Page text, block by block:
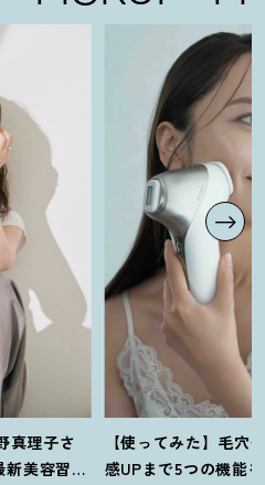
真理子さ
新美容習慣
【使ってみた】毛穴
感UPまで5つの機能